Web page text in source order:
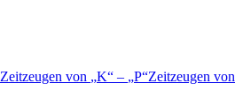
Zeitzeugen von K – P Zeitzeugen von